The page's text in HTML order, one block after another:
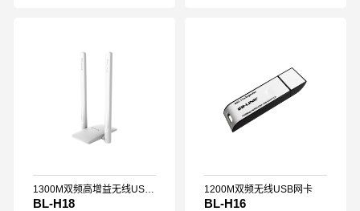
BL-H18
1200M双频无线USB网卡
BL-H16